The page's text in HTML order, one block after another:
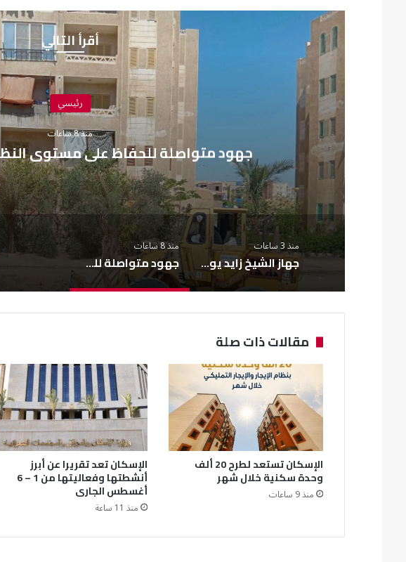
أقرأ التالي
رئيسي
منذ 3 ساعات
جهاز الشيخ زايد يواصل تطوير الطرق
منذ 3 ساعات
جهاز الشيخ زايد يواصل تطوير الطرق لتعزيز السلامة المرورية
منذ 8 ساعات
جهود متواصلة للحفاظ على مستوى النظافة بحدائق أكتوبر
مقالات ذات صلة
الإسكان تستعد لطرح 20 ألف
وحدة سكنية خلال شهر
منذ 9 ساعات
الإسكان تعد تقريرا عن أبرز
أنشطتها وفعاليتها من 1 – 6
أغسطس الجارى
منذ 11 ساعة